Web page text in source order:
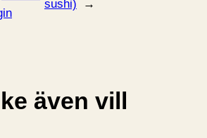
sushi)
→
även vill